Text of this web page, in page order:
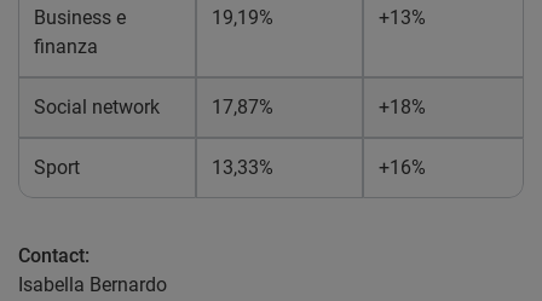
Business e
finanza
19,19% +13%
Social network 17,87% +18%
Sport 13,33% +16%
Contact:
Isabella Bernardo